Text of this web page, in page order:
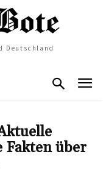
Deutschland
Fakten über